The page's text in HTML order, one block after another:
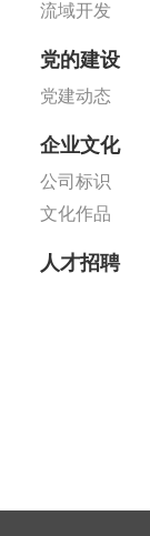
流域开发
党的建设
党建动态
企业文化
公司标识
文化作品
人才招聘